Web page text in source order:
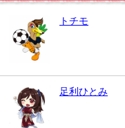
トチモ
足利ひとみ